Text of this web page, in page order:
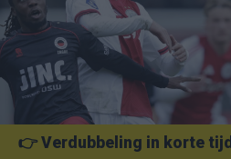
👉 Verdubbeling in korte tijd